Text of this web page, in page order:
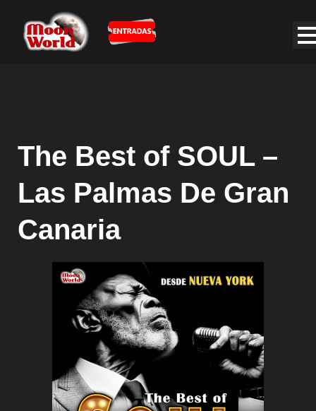
The Best of SOUL –
Las Palmas De Gran
Canaria